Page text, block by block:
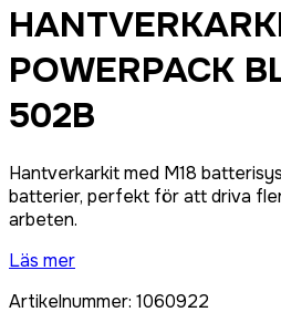
POWERPACK
502B
Hantverkarkit med M18
batterier, perfekt för att driva
arbeten.
Läs mer
Artikelnummer: 1060922